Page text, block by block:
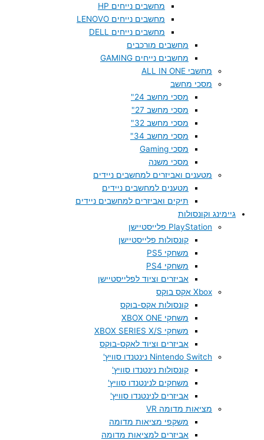
מחשבים נייחים HP
מחשבים נייחים LENOVO
מחשבים נייחים DELL
מחשבים מורכבים
מחשבים נייחים GAMING
מחשבי ALL IN ONE
מסכי מחשב
מסכי מחשב 24"
מסכי מחשב 27"
מסכי מחשב 32"
מסכי מחשב 34"
מסכי Gaming
מסכי משנה
מטענים ואביזרים למחשבים ניידים
מטענים למחשבים ניידים
תיקים ואביזרים למחשבים ניידים
גיימינג וקונסולות
PlayStation פלייסטיישן
קונסולות פלייסטיישן
משחקי PS5
משחקי PS4
אביזרים וציוד לפלייסטיישן
Xbox אקס בוקס
קונסולות אקס-בוקס
משחקי XBOX ONE
משחקי XBOX SERIES X/S
אביזרים וציוד לאקס-בוקס
Nintendo Switch נינטנדו סוויץ'
קונסולות נינטנדו סוויץ'
משחקים לנינטנדו סוויץ'
אביזרים לנינטנדו סוויץ'
מציאות מדומה VR
משקפי מציאות מדומה
אביזרים למציאות מדומה